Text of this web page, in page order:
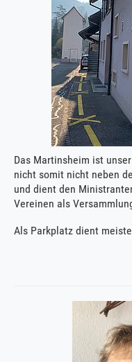
Das Martinsheim ist
nicht somit nicht neben
und dient den
Vereinen als
Als Parkplatz dient